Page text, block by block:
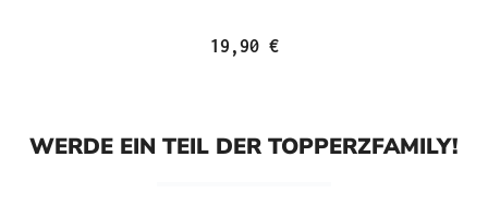
19,90 €
WERDE EIN TEIL DER TOPPERZFAMILY!